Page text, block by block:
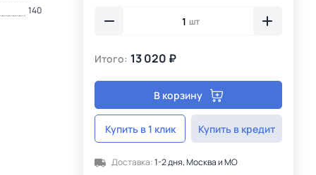
140
шт
Итого: 13 020 ₽
В корзину
Купить в 1 клик Купить в кредит
Доставка:1-2 дня, Москва и МО